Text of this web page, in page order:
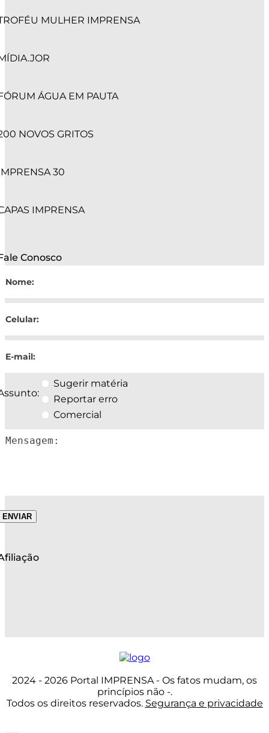
MULHER IMPRENSA
ÁGUA EM PAUTA
NOVOS GRITOS
30
IMPRENSA
Conosco
Sugerir matéria
Reportar erro
Comercial
ENVIAR
2024 - 2026 Portal IMPRENSA - Os fatos mudam, os
princípios não -.
Todos os direitos reservados. Segurança e privacidade